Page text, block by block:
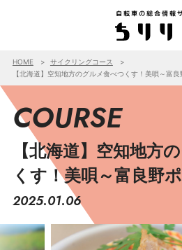
HOME
サイクリングコース
【北海道】空知地方のグルメ食べつくす！美唄～富
COURSE
【北海道】空知地方
くす！美唄～富良野
2025.01.06